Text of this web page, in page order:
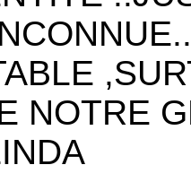
NOTRE